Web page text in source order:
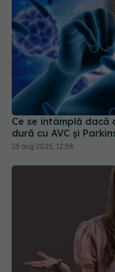
Ce se întâmplă dacă
dură cu AVC și
25 aug 2025, 12:58